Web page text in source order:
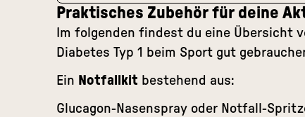
Praktisches Zubehör für deine
Im folgenden findest du eine Übersicht
Diabetes Typ 1 beim Sport gut
Ein Notfallkit bestehend aus:
Glucagon-Nasenspray oder Notfall-